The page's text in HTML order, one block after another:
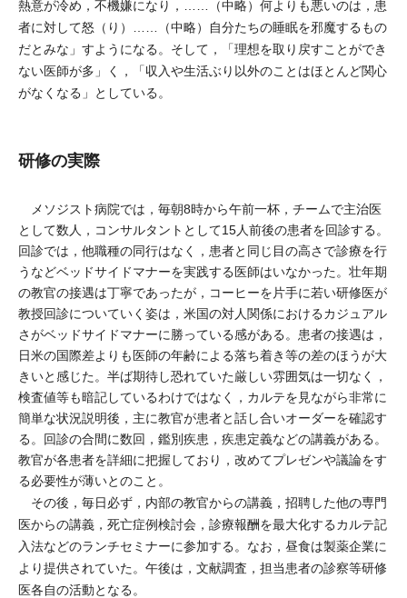
熱意が冷め，不機嫌になり，……（中略）何よりも悪いのは，患
者に対して怒（り）……（中略）自分たちの睡眠を邪魔するもの
だとみな」すようになる。そして，「理想を取り戻すことができ
ない医師が多」く，「収入や生活ぶり以外のことはほとんど関心
がなくなる」としている。
研修の実際
メソジスト病院では，毎朝8時から午前一杯，チームで主治医
として数人，コンサルタントとして15人前後の患者を回診する。
回診では，他職種の同行はなく，患者と同じ目の高さで診療を行
うなどベッドサイドマナーを実践する医師はいなかった。壮年期
の教官の接遇は丁寧であったが，コーヒーを片手に若い研修医が
教授回診についていく姿は，米国の対人関係におけるカジュアル
さがベッドサイドマナーに勝っている感がある。患者の接遇は，
日米の国際差よりも医師の年齢による落ち着き等の差のほうが大
きいと感じた。半ば期待し恐れていた厳しい雰囲気は一切なく，
検査値等も暗記しているわけではなく，カルテを見ながら非常に
簡単な状況説明後，主に教官が患者と話し合いオーダーを確認す
る。回診の合間に数回，鑑別疾患，疾患定義などの講義がある。
教官が各患者を詳細に把握しており，改めてプレゼンや議論をす
る必要性が薄いとのこと。
その後，毎日必ず，内部の教官からの講義，招聘した他の専門
医からの講義，死亡症例検討会，診療報酬を最大化するカルテ記
入法などのランチセミナーに参加する。なお，昼食は製薬企業に
より提供されていた。午後は，文献調査，担当患者の診察等研修
医各自の活動となる。